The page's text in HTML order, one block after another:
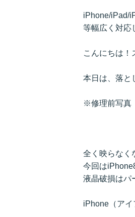
iPhone/iPad/
等幅広く対応
こんにちは！
本日は、落と
※修理前写真
全く映らなく
今回は
液晶破損はパ
iPhone（アイ